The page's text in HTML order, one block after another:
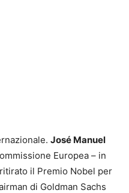
José Manuel
Europea – in
il Premio Nobel per
di Goldman Sachs